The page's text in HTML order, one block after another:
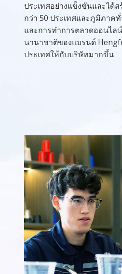
ประเทศอย่างแข็งขันและได้
กว่า 50 ประเทศและภูมิภาค
และการทำการตลาดออนไล
นานาชาติของแบรนด์
ประเทศให้กับบริษัทมากขึ้น